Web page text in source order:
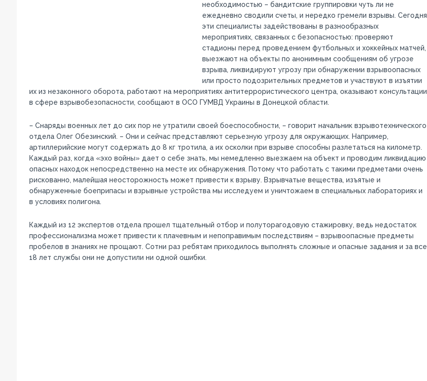
необходимостью – бандитские группировки чуть ли не
ежедневно сводили счеты, и нередко гремели взрывы. Сегодня
эти специалисты задействованы в разнообразных
мероприятиях, связанных с безопасностью: проверяют
стадионы перед проведением футбольных и хоккейных матчей,
выезжают на объекты по анонимным сообщениям об угрозе
взрыва, ликвидируют угрозу при обнаружении взрывоопасных
или просто подозрительных предметов и участвуют в изъятии
их из незаконного оборота, работают на мероприятиях антитеррористического центра, оказывают консультации
в сфере взрывобезопасности, сообщают в ОСО ГУМВД Украины в Донецкой области.
– Снаряды военных лет до сих пор не утратили своей боеспособности, – говорит начальник взрывотехнического
отдела Олег Обезинский. – Они и сейчас представляют серьезную угрозу для окружающих. Например,
артиллерийские могут содержать до 8 кг тротила, а их осколки при взрыве способны разлетаться на километр.
Каждый раз, когда «эхо войны» дает о себе знать, мы немедленно выезжаем на объект и проводим ликвидацию
опасных находок непосредственно на месте их обнаружения. Потому что работать с такими предметами очень
рискованно, малейшая неосторожность может привести к взрыву. Взрывчатые вещества, изъятые и
обнаруженные боеприпасы и взрывные устройства мы исследуем и уничтожаем в специальных лабораториях и
в условиях полигона.
Каждый из 12 экспертов отдела прошел тщательный отбор и полуторагодовую стажировку, ведь недостаток
профессионализма может привести к плачевным и непоправимым последствиям – взрывоопасные предметы
пробелов в знаниях не прощают. Сотни раз ребятам приходилось выполнять сложные и опасные задания и за все
18 лет службы они не допустили ни одной ошибки.